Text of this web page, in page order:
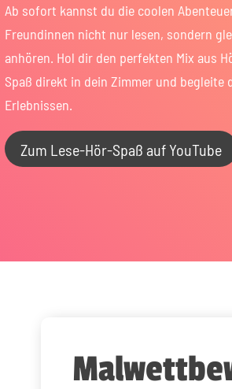
Ab sofort kannst du die coolen
Freundinnen nicht nur lesen, sondern
anhören. Hol dir den perfekten Mix aus
Spaß direkt in dein Zimmer und begleite
Erlebnissen.
Zum Lese-Hör-Spaß auf YouTube